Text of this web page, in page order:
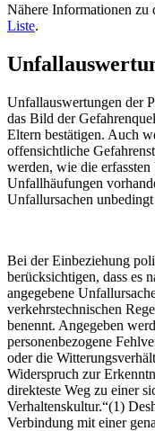
Nähere Informationen zu
Liste.
Unfallauswertungen der
das Bild der
Eltern bestätigen. Auch
offensichtliche
werden, wie die
Unfallhäufungen
Unfallursachen
Bei der Einbeziehung
berücksichtigen, dass es
angegebene
verkehrstechnischen
benennt. Angegeben
personenbezogene
oder die
Widerspruch zur
direkteste Weg zu einer
Verhaltenskultur.“(1)
Verbindung mit einer